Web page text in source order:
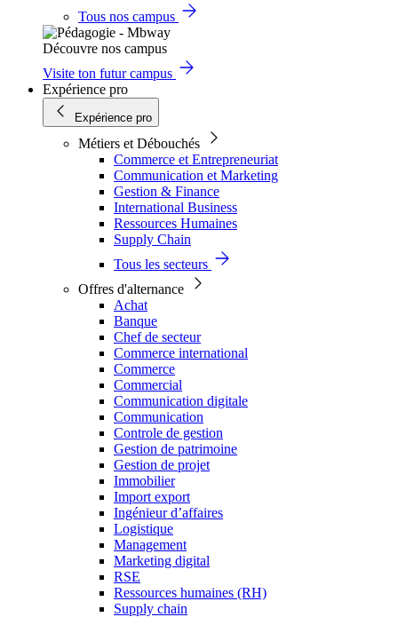
Tous nos campus
Découvre nos campus
Visite ton futur campus
Expérience pro
Expérience pro
Métiers et Débouchés
Commerce et Entrepreneuriat
Communication et Marketing
Gestion & Finance
International Business
Ressources Humaines
Supply Chain
Tous les secteurs
Offres d'alternance
Achat
Banque
Chef de secteur
Commerce international
Commerce
Commercial
Communication digitale
Communication
Controle de gestion
Gestion de patrimoine
Gestion de projet
Immobilier
Import export
Ingénieur d’affaires
Logistique
Management
Marketing digital
RSE
Ressources humaines (RH)
Supply chain